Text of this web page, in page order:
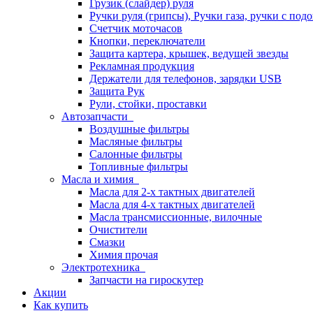
Грузик (слайдер) руля
Ручки руля (грипсы), Ручки газа, ручки с
Счетчик моточасов
Кнопки, переключатели
Защита картера, крышек, ведущей звезды
Рекламная продукция
Держатели для телефонов, зарядки USB
Защита Рук
Рули, стойки, проставки
Автозапчасти
Воздушные фильтры
Масляные фильтры
Салонные фильтры
Топливные фильтры
Масла и химия
Масла для 2-х тактных двигателей
Масла для 4-х тактных двигателей
Масла трансмиссионные, вилочные
Очистители
Смазки
Химия прочая
Электротехника
Запчасти на гироскутер
Акции
Как купить